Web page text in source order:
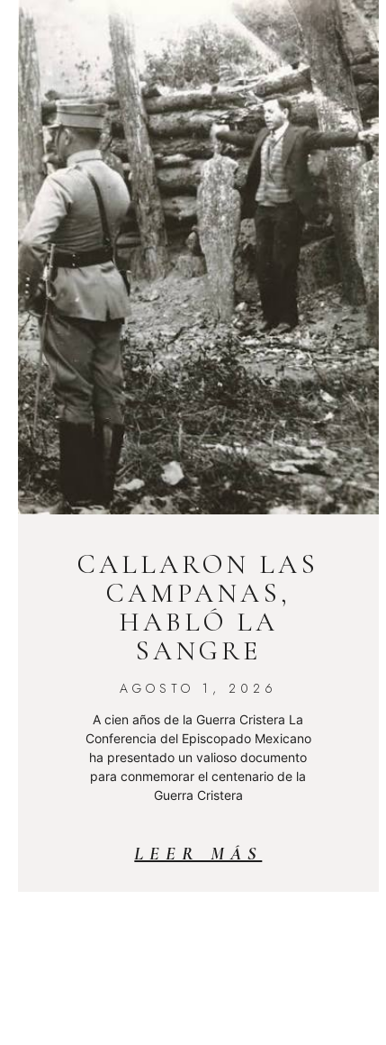
CALLARON LAS
CAMPANAS,
HABLÓ LA
SANGRE
AGOSTO 1, 2026
A cien años de la Guerra Cristera La
Conferencia del Episcopado Mexicano
ha presentado un valioso documento
para conmemorar el centenario de la
Guerra Cristera
LEER MÁS